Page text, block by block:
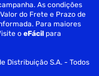
As condições
do Frete e Prazo de
Para maiores
oeFácil para
Distribuição S.A. - Todos